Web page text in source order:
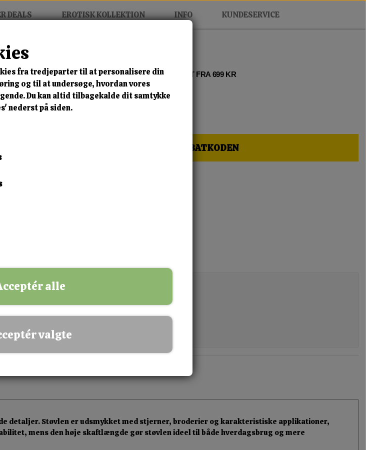
DEALS EROTISK KOLLEKTION INFO KUNDESERVICE
MIX FRIT • KØB 3 BETAL FOR 2 • FRI FRAGT FRA 699 KR
Boot
🎁 SPAR 10 % – KLIK HER OG FÅ RABATKODEN
detaljer. Støvlen er udsmykket med stjerner, broderier og karakteristiske applikationer,
mens den høje skaftlængde gør støvlen ideel til både hverdagsbrug og mere
fra tredjeparter til at personalisere din
og til at undersøge, hvordan vores
Du kan altid tilbagekalde dit samtykke
nederst på siden.
alle
valgte